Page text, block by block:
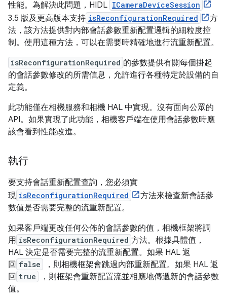
性能。為解決此問題，HIDL ICameraDeviceSession
3.5 版及更高版本支持 isReconfigurationRequired
方
法，該方法提供對內部會話參數重新配置邏輯的細粒度控
制。使用這種方法，可以在需要時精確地進行流重新配置。
isReconfigurationRequired 的參數提供有關每個掛起
的會話參數修改的所需信息，允許進行各種特定於設備的自
定義。
此功能僅在相機服務和相機 HAL 中實現。沒有面向公眾的
API。如果實現了此功能，相機客戶端在使用會話參數時應
該會看到性能改進。
執行
要支持會話重新配置查詢，您必須實
現 isReconfigurationRequired
方法來檢查新會話參
數值是否需要完整的流重新配置。
如果客戶端更改任何公佈的會話參數的值，相機框架將調
用 isReconfigurationRequired 方法。根據具體值，
HAL 決定是否需要完整的流重新配置。如果 HAL 返
回 false
，則相機框架會跳過內部重新配置。如果 HAL 返
回 true
，則框架會重新配置流並相應地傳遞新的會話參數
值。